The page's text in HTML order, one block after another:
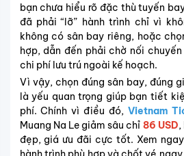
bạn chưa hiểu rõ đặc thù tuyến
đã phải “lỡ” hành trình chỉ vì
không có sân bay riêng, hoặc
hợp, dẫn đến phải chờ nối
chi phí lưu trú ngoài kế hoạch.
Vì vậy, chọn đúng sân bay, đúng
là yếu quan trọng giúp bạn tiết
phí. Chính vì điều đó, Vietnam
Muang Na Le giảm sâu chỉ 86 USD,
đẹp, giá ưu đãi cực tốt. Xem